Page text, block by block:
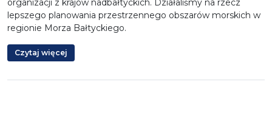
organizacji z krajów nadbałtyckich. Działaliśmy na rzecz
lepszego planowania przestrzennego obszarów morskich w
regionie Morza Bałtyckiego.
Czytaj więcej